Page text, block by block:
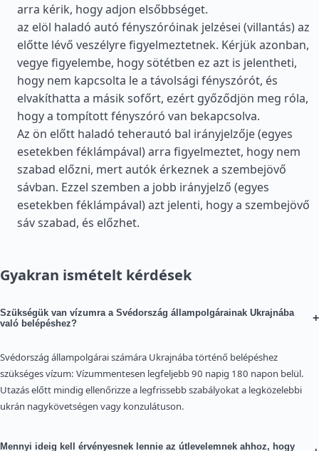
arra kérik, hogy adjon elsőbbséget.
az elöl haladó autó fényszóróinak jelzései (villantás) az
előtte lévő veszélyre figyelmeztetnek. Kérjük azonban,
vegye figyelembe, hogy sötétben ez azt is jelentheti,
hogy nem kapcsolta le a távolsági fényszórót, és
elvakíthatta a másik sofőrt, ezért győződjön meg róla,
hogy a tompított fényszóró van bekapcsolva.
Az ön előtt haladó teherautó bal irányjelzője (egyes
esetekben féklámpával) arra figyelmeztet, hogy nem
szabad előzni, mert autók érkeznek a szembejövő
sávban. Ezzel szemben a jobb irányjelző (egyes
esetekben féklámpával) azt jelenti, hogy a szembejövő
sáv szabad, és előzhet.
Gyakran ismételt kérdések
Szükségük van vízumra a Svédország állampolgárainak Ukrajnába
való belépéshez?
+
Svédország állampolgárai számára Ukrajnába történő belépéshez
szükséges vízum: Vízummentesen legfeljebb 90 napig 180 napon belül.
Utazás előtt mindig ellenőrizze a legfrissebb szabályokat a legközelebbi
ukrán nagykövetségen vagy konzulátuson.
Mennyi ideig kell érvényesnek lennie az útlevelemnek ahhoz, hogy